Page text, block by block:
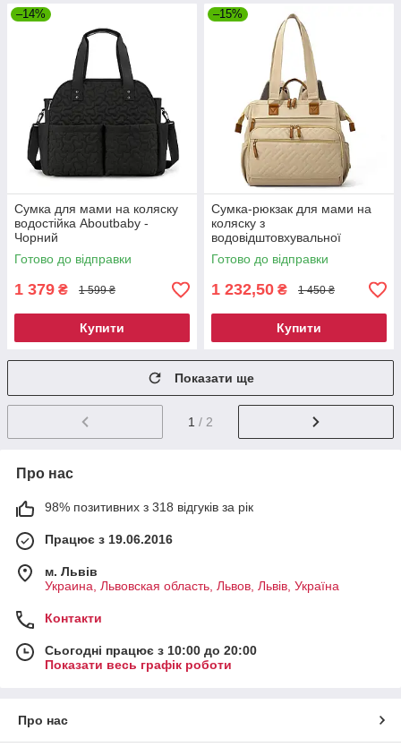
–14%
Сумка для мами на коляску
водостійка Aboutbaby -
Чорний
Готово до відправки
1 379 ₴ 1 599 ₴
Купити
–15%
Сумка-рюкзак для мами на
коляску з
водовідштовхувальної
тканини - Бежевий
Готово до відправки
1 232,50 ₴ 1 450 ₴
Купити
Показати ще
1 / 2
Про нас
98% позитивних з 318 відгуків за рік
Працює з 19.06.2016
м. Львів
Украина, Львовская область, Львов, Львів, Україна
Контакти
Сьогодні працює з 10:00 до 20:00
Показати весь графік роботи
Про нас